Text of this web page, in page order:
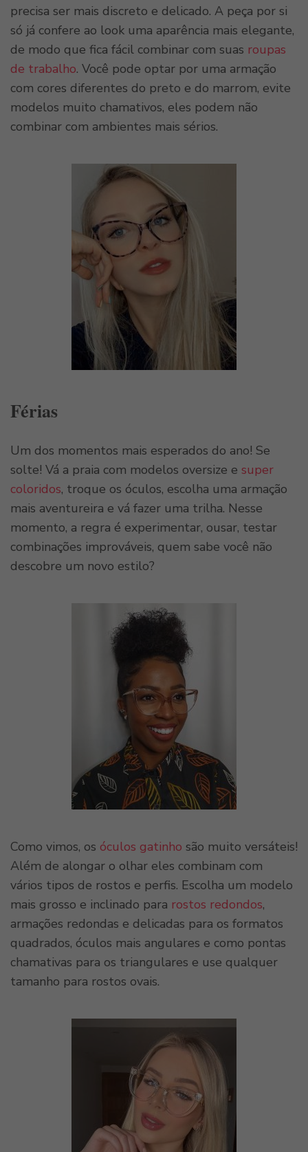
precisa ser mais discreto e delicado. A peça por si
só já confere ao look uma aparência mais elegante,
de modo que fica fácil combinar com suas roupas
de trabalho. Você pode optar por uma armação
com cores diferentes do preto e do marrom, evite
modelos muito chamativos, eles podem não
combinar com ambientes mais sérios.
Férias
Um dos momentos mais esperados do ano! Se
solte! Vá a praia com modelos oversize e super
coloridos, troque os óculos, escolha uma armação
mais aventureira e vá fazer uma trilha. Nesse
momento, a regra é experimentar, ousar, testar
combinações improváveis, quem sabe você não
descobre um novo estilo?
Como vimos, os óculos gatinho são muito versáteis!
Além de alongar o olhar eles combinam com
vários tipos de rostos e perfis. Escolha um modelo
mais grosso e inclinado para rostos redondos,
armações redondas e delicadas para os formatos
quadrados, óculos mais angulares e como pontas
chamativas para os triangulares e use qualquer
tamanho para rostos ovais.